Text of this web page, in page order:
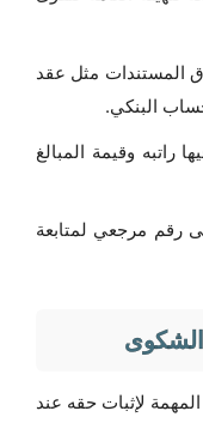
المستندات مثل عقد
البنكي.
راتبه وقيمة المبالغ
رقم مرجعي لمتابعة
الشكوى
لإثبات حقه عند